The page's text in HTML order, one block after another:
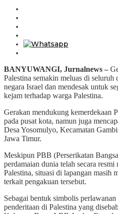
BANYUWANGI, Jurnalnews –
Palestina semakin meluas di
negara Israel dan mendesak untuk
kejam terhadap warga Palestina.
Gerakan mendukung kemerdekaan
pada pusat kota, namun juga
Desa Yosomulyo, Kecamatan
Jawa Timur.
Meskipun PBB (Perserikatan
perdamaian dunia telah secara
Palestina, situasi di lapangan masih
terkait pengakuan tersebut.
Sebagai bentuk simbolis
penderitaan di Palestina yang